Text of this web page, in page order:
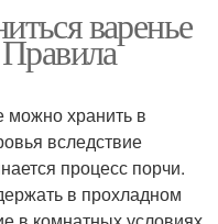
варенье
можно хранить в
вследствие
процесс порчи.
в прохладном